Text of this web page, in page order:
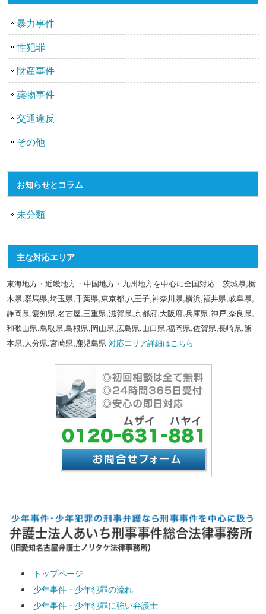
暴力事件
性犯罪
財産事件
薬物事件
交通違反
その他
お知らせとコラム
未分類
主な対応エリア
東海地方・近畿地方・中国地方・九州地方を中心に全国対応 茨城県,栃
木県,群馬県,埼玉県,千葉県,東京都,八王子,神奈川県,横浜,福井県,岐阜県,
静岡県,愛知県,名古屋,三重県,滋賀県,京都府,大阪府,兵庫県,神戸,奈良県,
和歌山県,鳥取県,島根県,岡山県,広島県,山口県,福岡県,佐賀県,長崎県,熊
本県,大分県,宮崎県,鹿児島県対応エリア詳細はこちら
トップページ
少年事件・少年犯罪の流れ
少年事件・少年犯罪に強い弁護士